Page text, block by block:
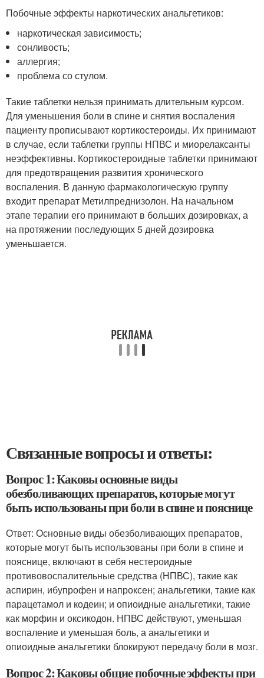
Побочные эффекты наркотических анальгетиков:
наркотическая зависимость;
сонливость;
аллергия;
проблема со стулом.
Такие таблетки нельзя принимать длительным курсом.
Для уменьшения боли в спине и снятия воспаления
пациенту прописывают кортикостероиды. Их принимают
в случае, если таблетки группы НПВС и миорелаксанты
неэффективны. Кортикостероидные таблетки принимают
для предотвращения развития хронического
воспаления. В данную фармакологическую группу
входит препарат Метилпреднизолон. На начальном
этапе терапии его принимают в больших дозировках, а
на протяжении последующих 5 дней дозировка
уменьшается.
Связанные вопросы и ответы:
Вопрос 1: Каковы основные виды
обезболивающих препаратов, которые могут
быть использованы при боли в спине и пояснице
Ответ: Основные виды обезболивающих препаратов,
которые могут быть использованы при боли в спине и
пояснице, включают в себя нестероидные
противовоспалительные средства (НПВС), такие как
аспирин, ибупрофен и напроксен; анальгетики, такие как
парацетамол и кодеин; и опиоидные анальгетики, такие
как морфин и оксикодон. НПВС действуют, уменьшая
воспаление и уменьшая боль, а анальгетики и
опиоидные анальгетики блокируют передачу боли в мозг.
Вопрос 2: Каковы общие побочные эффекты при